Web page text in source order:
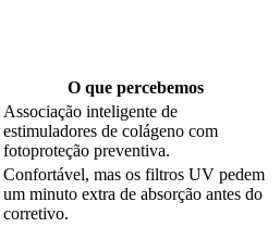
O que percebemos
Associação inteligente de
estimuladores de colágeno com
fotoproteção preventiva.
Confortável, mas os filtros UV pedem
um minuto extra de absorção antes do
corretivo.